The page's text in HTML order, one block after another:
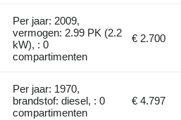
Per jaar: 2009,
vermogen: 2.99 PK (2.2
kW), : 0
compartimenten
€ 2.700
Per jaar: 1970,
brandstof: diesel, : 0
compartimenten
€ 4.797